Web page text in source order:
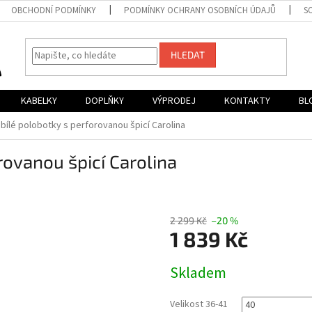
OBCHODNÍ PODMÍNKY PODMÍNKY OCHRANY OSOBNÍCH ÚDAJŮ
HLEDAT
KABELKY DOPLŇKY VÝPRODEJ KONTAKTY
polobotky s perforovanou špicí Carolina
špicí Carolina
2 299 Kč –20 %
1 839 Kč
cena:
Skladem
Velikost 36-41